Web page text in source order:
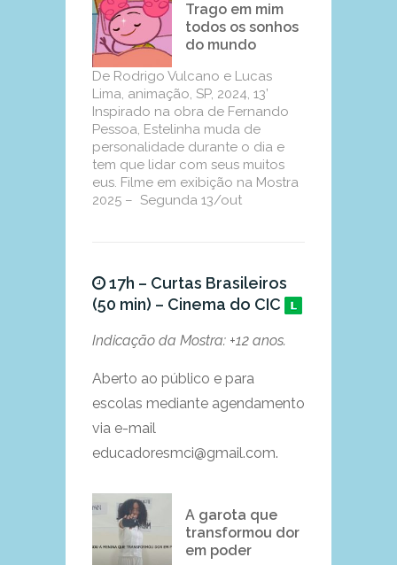
Trago em mim
todos os sonhos
do mundo
De Rodrigo Vulcano e Lucas
Lima, animação, SP, 2024, 13’
Inspirado na obra de Fernando
Pessoa, Estelinha muda de
personalidade durante o dia e
tem que lidar com seus muitos
eus. Filme em exibição na Mostra
2025 – Segunda 13/out
17h – Curtas Brasileiros
(50 min) – Cinema do CIC
Indicação da Mostra: +12 anos.
Aberto ao público e para
escolas mediante agendamento
via e-mail
educadoresmci@gmail.com.
A garota que
transformou dor
em poder